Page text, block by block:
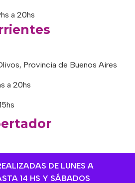
DE LUNES A
14 HS Y SÁBADOS
a 20hs
Provincia de Buenos Aires
a 20hs